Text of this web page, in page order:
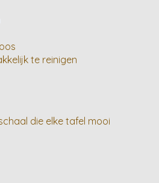
te reinigen
die elke tafel mooi